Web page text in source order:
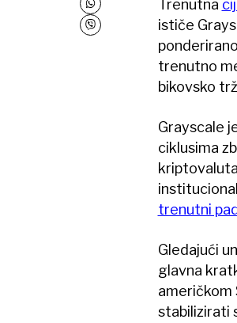
Trenutna
ističe
trenutno
bikovsko
Grayscale
ciklusima
trenutni pad
Gledajući
glavna
američkom
stabilizirati